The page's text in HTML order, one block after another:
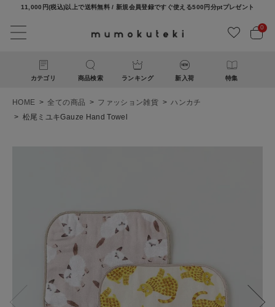
11,000円(税込)以上で送料無料 / 新規会員登録ですぐ使える500円分ptプレゼント
0
カテゴリ 商品検索 ランキング 新入荷 特集
ようこそ ゲスト 様
ログイン 新規会員登録
HOME 全ての商品 ファッション雑貨
ハンカチ
松尾ミユキGauze Hand Towel